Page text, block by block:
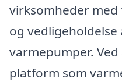
virksomheder
og
varmepumper.
platform som